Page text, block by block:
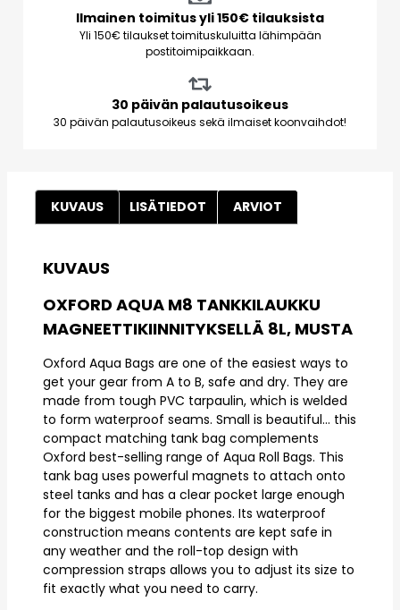
Ilmainen toimitus yli 150€ tilauksista
Yli 150€ tilaukset toimituskuluitta lähimpään
postitoimipaikkaan.
30 päivän palautusoikeus
30 päivän palautusoikeus sekä ilmaiset koonvaihdot!
KUVAUS LISÄTIEDOT ARVIOT
KUVAUS
OXFORD AQUA M8 TANKKILAUKKU
MAGNEETTIKIINNITYKSELLÄ 8L, MUSTA
Oxford Aqua Bags are one of the easiest ways to
get your gear from A to B, safe and dry. They are
made from tough PVC tarpaulin, which is welded
to form waterproof seams. Small is beautiful… this
compact matching tank bag complements
Oxford best-selling range of Aqua Roll Bags. This
tank bag uses powerful magnets to attach onto
steel tanks and has a clear pocket large enough
for the biggest mobile phones. Its waterproof
construction means contents are kept safe in
any weather and the roll-top design with
compression straps allows you to adjust its size to
fit exactly what you need to carry.